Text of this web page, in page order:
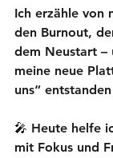
Ich erzähle von
den Burnout,
dem Neustart –
meine neue
uns“
🎤 Heute helfe
mit Fokus und